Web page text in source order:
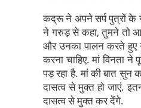
कद्रू ने अपने सर्प पुत्रों के
ने गरुड़ से कहा, तुमने तो
और उनका पालन करते हुए
करना चाहिए. मां विनता
पड़ रहा है. मां की बात सुन
दासत्व से मुक्त हो जाएं.
दासत्व से मुक्त कर देंगे.